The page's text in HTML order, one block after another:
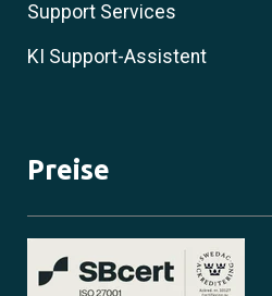
Support Services
KI Support-Assistent
Preise